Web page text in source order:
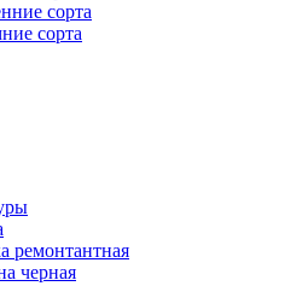
сорта
сорта
ремонтантная
черная